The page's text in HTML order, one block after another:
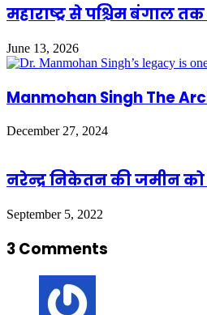
महाराष्ट्र से पश्चिम बंगाल
June 13, 2026
Manmohan Singh The
December 27, 2024
नरेन्द्र निकेतन की जमीन
September 5, 2022
3 Comments